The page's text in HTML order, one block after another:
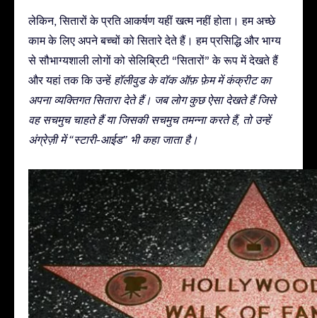
लेकिन, सितारों के प्रति आकर्षण यहीं खत्म नहीं होता। हम अच्छे
काम के लिए अपने बच्चों को सितारे देते हैं। हम प्रसिद्धि और भाग्य
से सौभाग्यशाली लोगों को सेलिब्रिटी “सितारों” के रूप में देखते हैं
और यहां तक कि उन्हें हॉलीवुड के वॉक ऑफ़ फ़ेममें कंक्रीट का
अपना व्यक्तिगत सितारा देते हैं। जब लोग कुछ ऐसा देखते हैं जिसे
वह सचमुच चाहते हैं या जिसकी सचमुच तमन्ना करते हैं, तो उन्हें
अंग्रेज़ी में “स्टारी-आईड” भी कहा जाता है।